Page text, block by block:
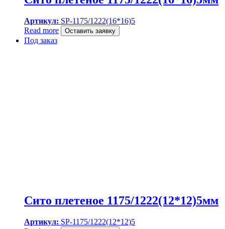
Артикул: SP-1175/1222(16*16)5
Read more
Оставить заявку
Под заказ
Сито плетеное 1175/1222(12*12)5мм
Артикул: SP-1175/1222(12*12)5